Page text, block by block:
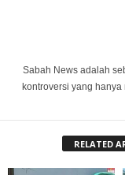
Sabah News adalah
kontroversi yang
RELATED